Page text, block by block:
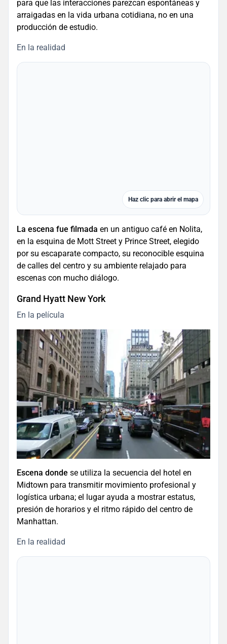
para que las interacciones parezcan espontáneas y
arraigadas en la vida urbana cotidiana, no en una
producción de estudio.
En la realidad
Haz clic para abrir el mapa
La escena fue filmada en un antiguo café en Nolita,
en la esquina de Mott Street y Prince Street, elegido
por su escaparate compacto, su reconocible esquina
de calles del centro y su ambiente relajado para
escenas con mucho diálogo.
Grand Hyatt New York
En la película
Escena donde se utiliza la secuencia del hotel en
Midtown para transmitir movimiento profesional y
logística urbana; el lugar ayuda a mostrar estatus,
presión de horarios y el ritmo rápido del centro de
Manhattan.
En la realidad